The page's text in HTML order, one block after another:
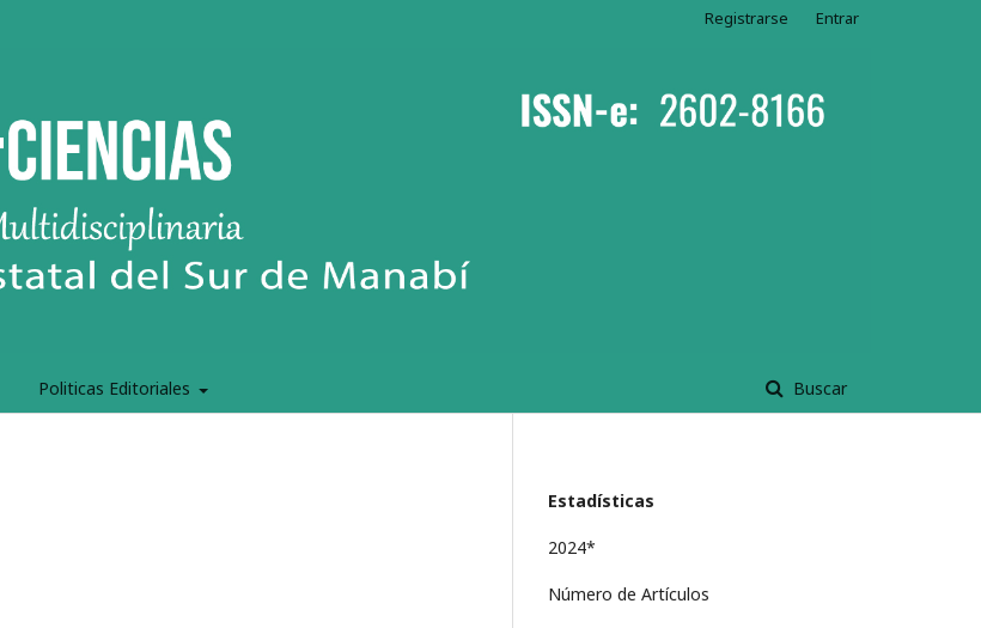
Politicas Editoriales Buscar
Registrarse Entrar
Estadísticas
2024*
Número de Artículos